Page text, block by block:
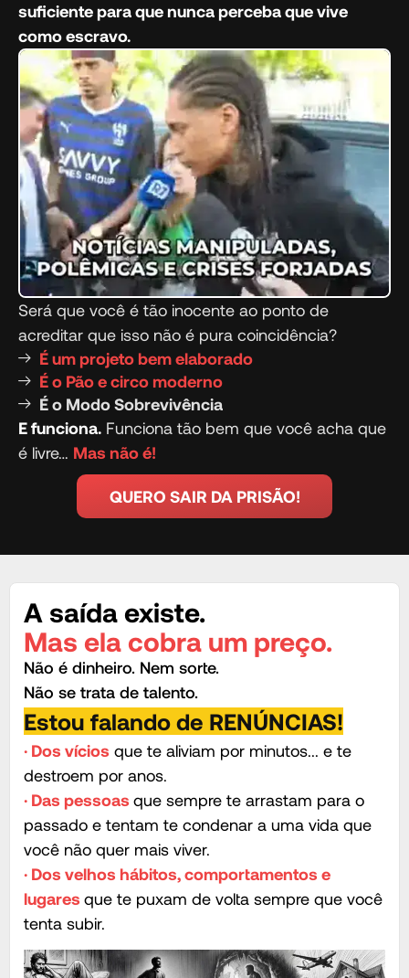
suficiente para que nunca perceba que vive
como escravo.
Será que você é tão inocente ao ponto de
acreditar que isso não é pura coincidência?
É um projeto bem elaborado
É o Pão e circo moderno
É o Modo Sobrevivência
E funciona. Funciona tão bem que você acha que
é livre… Mas não é!
QUERO SAIR DA PRISÃO!
A saída existe.
Mas ela cobra um preço.
Não é dinheiro. Nem sorte.
Não se trata de talento.
Estou falando de RENÚNCIAS!
· Dos vícios que te aliviam por minutos... e te
destroem por anos.
· Das pessoas que sempre te arrastam para o
passado e tentam te condenar a uma vida que
você não quer mais viver.
· Dos velhos hábitos, comportamentos e
lugares que te puxam de volta sempre que você
tenta subir.